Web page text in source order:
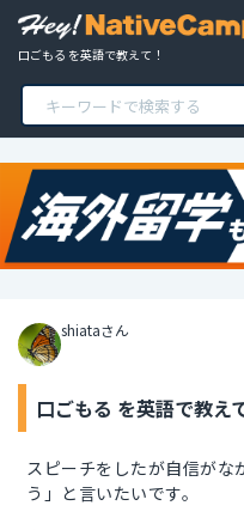
口ごもる を英語で教えて！
shiataさん
口ごもる を英語で教え
スピーチをしたが自信がな
う」と言いたいです。